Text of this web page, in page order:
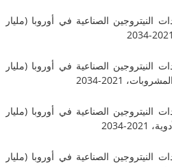
الصناعية في أوروبا (مليار
الصناعية في أوروبا (مليار
الصناعية في أوروبا (مليار
الصناعية في أوروبا (مليار